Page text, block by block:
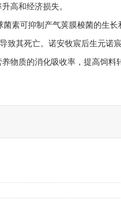
高和经济损失。
素可抑制产气荚膜梭菌的生
其死亡。诺安牧宸后生元诺
物质的消化吸收率，提高饲